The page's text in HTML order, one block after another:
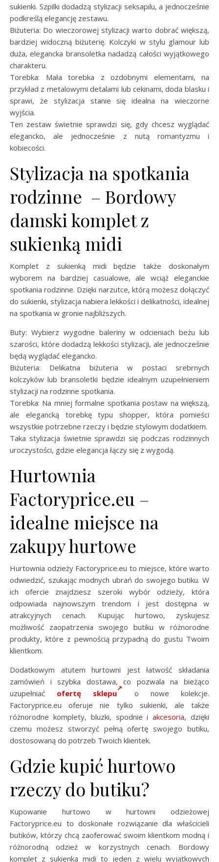
sukienki. Szpilki dodadzą stylizacji seksapilu, a jednocześnie
podkreślą elegancję zestawu.
Biżuteria: Do wieczorowej stylizacji warto dobrać większą,
bardziej widoczną biżuterię. Kolczyki w stylu glamour lub
duża, elegancka bransoletka nadadzą całości wyjątkowego
charakteru.
Torebka: Mała torebka z ozdobnymi elementami, na
przykład z metalowymi detalami lub cekinami, doda blasku i
sprawi, że stylizacja stanie się idealna na wieczorne
wyjścia.
Ten zestaw świetnie sprawdzi się, gdy chcesz wyglądać
elegancko, ale jednocześnie z nutą romantyzmu i
kobiecości.
Stylizacja na spotkania
rodzinne – Bordowy
damski komplet z
sukienką midi
Komplet z sukienką midi będzie także doskonałym
wyborem na bardziej casualowe, ale wciąż eleganckie
spotkania rodzinne. Dzięki narzutce, którą możesz dołączyć
do sukienki, stylizacja nabiera lekkości i delikatności, idealnej
na spotkania w gronie najbliższych.
Buty: Wybierz wygodne baleriny w odcieniach beżu lub
szarości, które dodadzą lekkości stylizacji, ale jednocześnie
będą wyglądać elegancko.
Biżuteria: Delikatna biżuteria w postaci srebrnych
kolczyków lub bransoletki będzie idealnym uzupełnieniem
stylizacji na rodzinne spotkania.
Torebka: Na mniej formalne spotkania postaw na większą,
ale elegancką torebkę typu shopper, która pomieści
wszystkie potrzebne rzeczy i będzie stylowym dodatkiem.
Taka stylizacja świetnie sprawdzi się podczas rodzinnych
uroczystości, gdzie elegancja łączy się z wygodą.
Hurtownia
Factoryprice.eu –
idealne miejsce na
zakupy hurtowe
Hurtownia odzieży Factoryprice.eu to miejsce, które warto
odwiedzić, szukając modnych ubrań do swojego butiku. W
ich ofercie znajdziesz szeroki wybór odzieży, która
odpowiada najnowszym trendom i jest dostępna w
atrakcyjnych cenach. Kupując hurtowo, zyskujesz
możliwość zaopatrzenia swojego butiku w różnorodne
produkty, które z pewnością przypadną do gustu Twoim
klientkom.
Dodatkowym atutem hurtowni jest łatwość składania
zamówień i szybka dostawa, co pozwala na bieżąco
uzupełniać ofertę sklepu
o nowe kolekcje.
Factoryprice.eu oferuje nie tylko sukienki, ale także
różnorodne komplety, bluzki, spodnie iakcesoria, dzięki
czemu możesz stworzyć pełną ofertę swojego butiku,
dostosowaną do potrzeb Twoich klientek.
Gdzie kupić hurtowo
rzeczy do butiku?
Kupowanie hurtowo w hurtowni odzieżowej
Factoryprice.eu to doskonałe rozwiązanie dla właścicieli
butików, którzy chcą zaoferować swoim klientkom modną i
różnorodną odzież w korzystnych cenach. Bordowy
komplet z sukienką midi to jeden z wielu wyjątkowych